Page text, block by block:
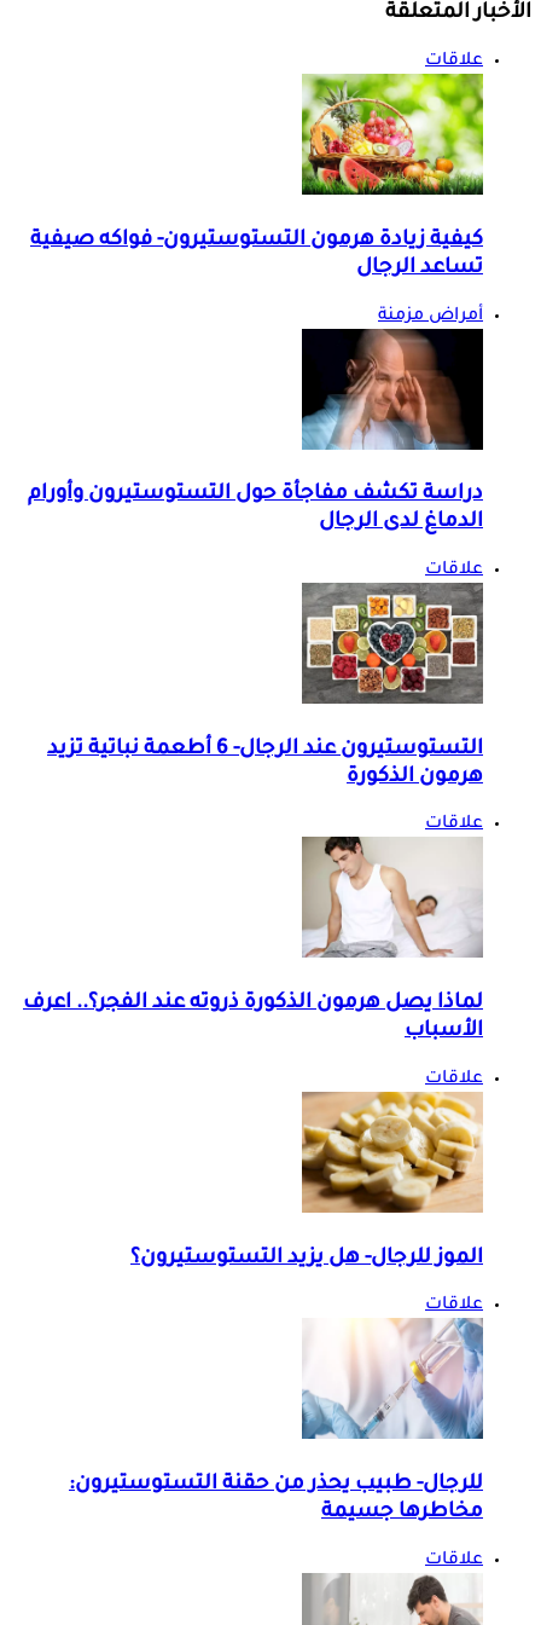
الأخبار المتعلقة
علاقات
كيفية زيادة هرمون التستوستيرون- فواكه صيفية
تساعد الرجال
أمراض مزمنة
دراسة تكشف مفاجأة حول التستوستيرون وأورام
الدماغ لدى الرجال
علاقات
التستوستيرون عند الرجال- 6 أطعمة نباتية تزيد
هرمون الذكورة
علاقات
لماذا يصل هرمون الذكورة ذروته عند الفجر؟.. اعرف
الأسباب
علاقات
الموز للرجال- هل يزيد التستوستيرون؟
علاقات
للرجال- طبيب يحذر من حقنة التستوستيرون:
مخاطرها جسيمة
علاقات